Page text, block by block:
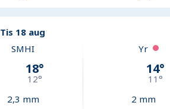
Tis 18 aug
SMHI
18°
12°
2,3 mm
Yr
14°
11 °
2 mm